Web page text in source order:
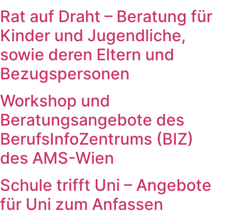
Rat auf Draht – Beratung für
Kinder und Jugendliche,
sowie deren Eltern und
Bezugspersonen
Workshop und
Beratungsangebote des
BerufsInfoZentrums (BIZ)
des AMS-Wien
Schule trifft Uni – Angebote
für Uni zum Anfassen